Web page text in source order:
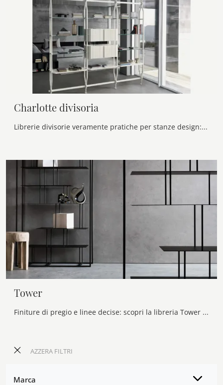
AZZERA FILTRI
Marca
Charlotte divisoria
Librerie divisorie veramente pratiche per stanze design: ottieni informazioni sul modello Charlotte divisoria del brand Bontempi!
Tower
Finiture di pregio e linee decise: scopri la libreria Tower di Presotto tra le più belle Librerie design divisorie.